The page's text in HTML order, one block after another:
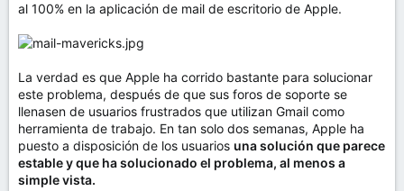
al 100% en la aplicación de mail de escritorio de Apple.
La verdad es que Apple ha corrido bastante para solucionar
este problema, después de que sus foros de soporte se
llenasen de usuarios frustrados que utilizan Gmail como
herramienta de trabajo. En tan solo dos semanas, Apple ha
puesto a disposición de los usuarios una solución que parece
estable y que ha solucionado el problema, al menos a
simple vista.